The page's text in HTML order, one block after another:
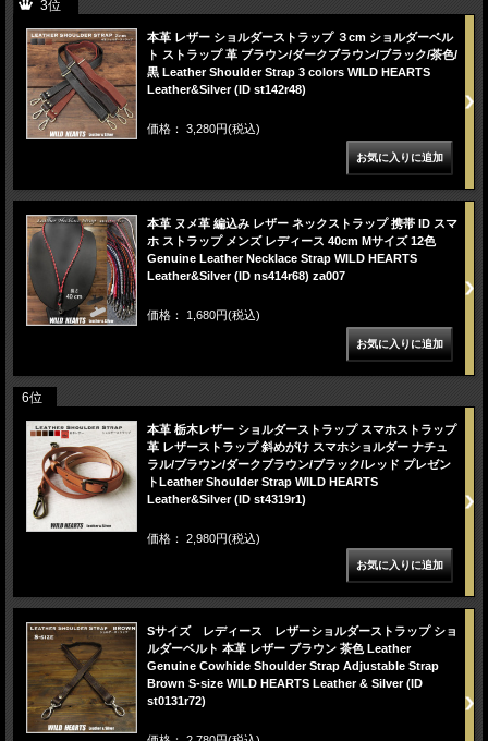
3位
本革 レザー ショルダーストラップ ３cm ショルダーベル
ト ストラップ 革 ブラウン/ダークブラウン/ブラック/茶色/
黒 Leather Shoulder Strap 3 colors WILD HEARTS
Leather&Silver (ID st142r48)
価格： 3,280円(税込)
本革 ヌメ革 編込み レザー ネックストラップ 携帯 ID スマ
ホ ストラップ メンズ レディース 40cm Mサイズ 12色
Genuine Leather Necklace Strap WILD HEARTS
Leather&Silver (ID ns414r68) za007
価格： 1,680円(税込)
6位
本革 栃木レザー ショルダーストラップ スマホストラップ
革 レザーストラップ 斜めがけ スマホショルダー ナチュ
ラル/ブラウン/ダークブラウン/ブラック/レッド プレゼン
トLeather Shoulder Strap WILD HEARTS
Leather&Silver (ID st4319r1)
価格： 2,980円(税込)
Sサイズ レディース レザーショルダーストラップ ショ
ルダーベルト 本革 レザー ブラウン 茶色 Leather
Genuine Cowhide Shoulder Strap Adjustable Strap
Brown S-size WILD HEARTS Leather & Silver (ID
st0131r72)